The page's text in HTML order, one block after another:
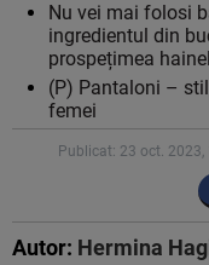
Nu vei mai folosi
ingredientul din
prospețimea
(P) Pantaloni –
femei
Publicat: 23 oct. 2023,
Autor: Hermina